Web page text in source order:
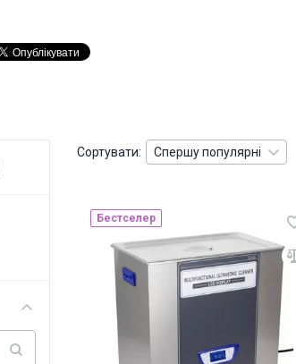
Сортувати: Спершу популярні
Бестселер